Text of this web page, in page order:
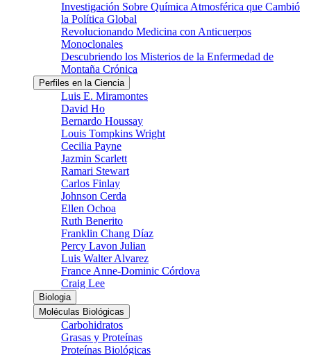
Investigación Sobre Química Atmosférica que Cambió
la Política Global
Revolucionando Medicina con Anticuerpos
Monoclonales
Descubriendo los Misterios de la Enfermedad de
Montaña Crónica
Perfiles en la Ciencia
Luis E. Miramontes
David Ho
Bernardo Houssay
Louis Tompkins Wright
Cecilia Payne
Jazmin Scarlett
Ramari Stewart
Carlos Finlay
Johnson Cerda
Ellen Ochoa
Ruth Benerito
Franklin Chang Díaz
Percy Lavon Julian
Luis Walter Alvarez
France Anne-Dominic Córdova
Craig Lee
Biologia
Moléculas Biológicas
Carbohidratos
Grasas y Proteínas
Proteínas Biológicas